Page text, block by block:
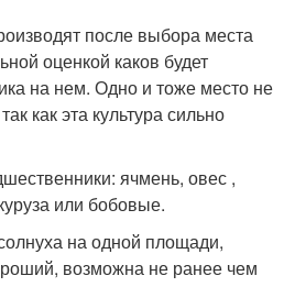
после выбора места
оценкой каков будет
на нем. Одно и тоже место не
как эта культура сильно
ячмень, овес ,
или бобовые.
на одной площади,
возможна не ранее чем